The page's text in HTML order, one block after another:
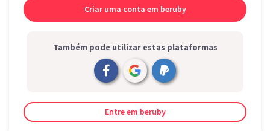
Também pode utilizar estas plataformas
Entre em beruby